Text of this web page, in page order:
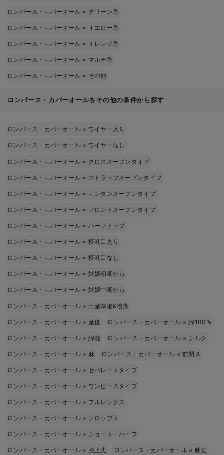
ロンパース・カバーオール × グリーン系
ロンパース・カバーオール × イエロー系
ロンパース・カバーオール × オレンジ系
ロンパース・カバーオール × マルチ系
ロンパース・カバーオール × その他
ロンパース・カバーオールをその他の条件から探す
ロンパース・カバーオール × ワイヤー入り
ロンパース・カバーオール × ワイヤーなし
ロンパース・カバーオール × クロスオープンタイプ
ロンパース・カバーオール × ストラップオープンタイプ
ロンパース・カバーオール × カンタンオープンタイプ
ロンパース・カバーオール × フロントオープンタイプ
ロンパース・カバーオール × ハーフトップ
ロンパース・カバーオール × 授乳口あり
ロンパース・カバーオール × 授乳口なし
ロンパース・カバーオール × 妊娠初期から
ロンパース・カバーオール × 妊娠中期から
ロンパース・カバーオール × 出産準備&後期
ロンパース・カバーオール × 産後 ロンパース・カバーオール ×綿100％
ロンパース・カバーオール × 綿混 ロンパース・カバーオール × シルク
ロンパース・カバーオール × 麻 ロンパース・カバーオール ×前開き
ロンパース・カバーオール × セパレートタイプ
ロンパース・カバーオール × ワンピースタイプ
ロンパース・カバーオール × フルレングス
ロンパース・カバーオール × クロップト
ロンパース・カバーオール × ショート・ハーフ
ロンパース・カバーオール × 膝上丈 ロンパース・カバーオール × 膝丈